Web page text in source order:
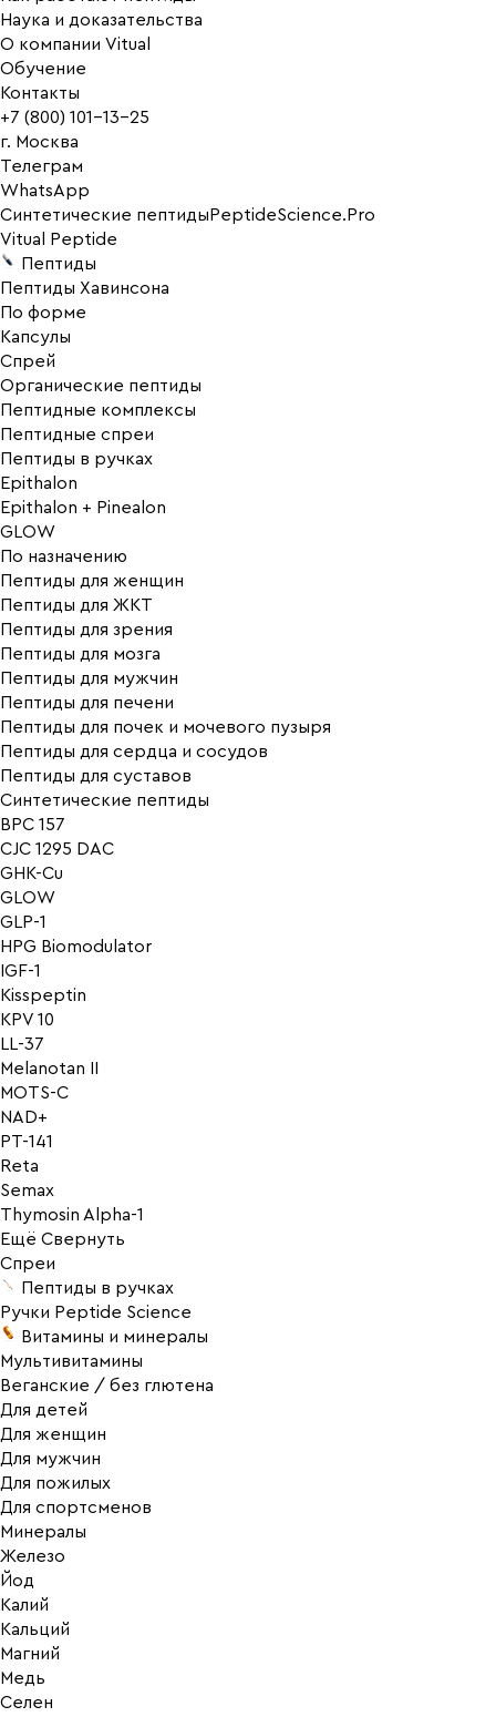
Наука и доказательства
О компании Vitual
Обучение
Контакты
+7 (800) 101-13-25
г. Москва
Телеграм
WhatsApp
Синтетические пептиды PeptideScience.Pro
Vitual Peptide
Пептиды
Пептиды Хавинсона
По форме
Капсулы
Спрей
Органические пептиды
Пептидные комплексы
Пептидные спреи
Пептиды в ручках
Epithalon
Epithalon + Pinealon
GLOW
По назначению
Пептиды для женщин
Пептиды для ЖКТ
Пептиды для зрения
Пептиды для мозга
Пептиды для мужчин
Пептиды для печени
Пептиды для почек и мочевого пузыря
Пептиды для сердца и сосудов
Пептиды для суставов
Синтетические пептиды
BPC 157
CJC 1295 DAC
GHK-Cu
GLOW
GLP-1
HPG Biomodulator
IGF-1
Kisspeptin
KPV 10
LL-37
Melanotan II
MOTS-C
NAD+
PT-141
Reta
Semax
Thymosin Alpha-1
Ещё Свернуть
Спреи
Пептиды в ручках
Ручки Peptide Science
Витамины и минералы
Мультивитамины
Веганские / без глютена
Для детей
Для женщин
Для мужчин
Для пожилых
Для спортсменов
Минералы
Железо
Йод
Калий
Кальций
Магний
Медь
Селен